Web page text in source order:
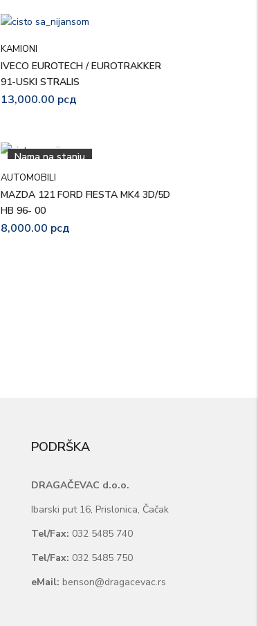
KAMIONI
IVECO EUROTECH / EUROTRAKKER
91-USKI STRALIS
13,000.00 рсд
Nama na stanju
AUTOMOBILI
MAZDA 121 FORD FIESTA MK4 3D/5D
HB 96- 00
8,000.00 рсд
PODRŠKA
DRAGAČEVAC d.o.o.
Ibarski put 16, Prislonica, Čačak
Tel/Fax: 032 5485 740
Tel/Fax: 032 5485 750
eMail: benson@dragacevac.rs